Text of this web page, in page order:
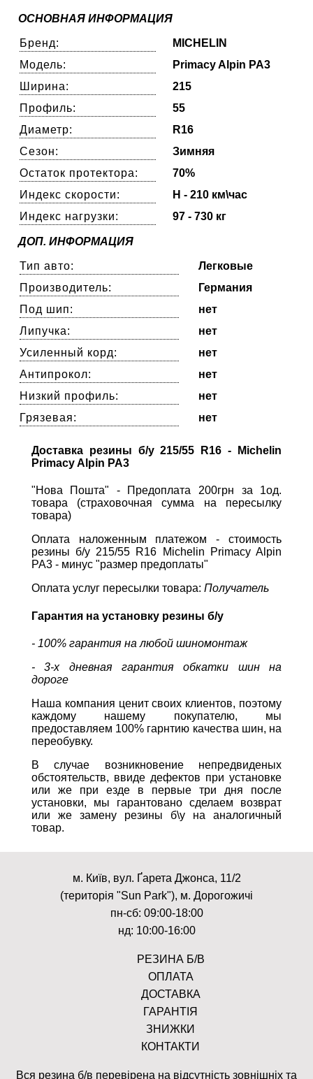
ОСНОВНАЯ ИНФОРМАЦИЯ
Бренд:
MICHELIN
Модель:
Primacy Alpin PA3
Ширина:
215
Профиль:
55
Диаметр:
R16
Сезон:
Зимняя
Остаток протектора:
70%
Индекс скорости:
H - 210 км\час
Индекс нагрузки:
97 - 730 кг
ДОП. ИНФОРМАЦИЯ
Тип авто:
Легковые
Производитель:
Германия
Под шип:
нет
Липучка:
нет
Усиленный корд:
нет
Антипрокол:
нет
Низкий профиль:
нет
Грязевая:
нет
Доставка резины б/у 215/55 R16 - Michelin
Primacy Alpin PA3
"Нова Пошта" - Предоплата 200грн за 1од.
товара (страховочная сумма на пересылку
товара)
Оплата наложенным платежом - стоимость
резины б/у 215/55 R16 Michelin Primacy Alpin
PA3 - минус "размер предоплаты"
Оплата услуг пересылки товара: Получатель
Гарантия на установку резины б/у
- 100% гарантия на любой шиномонтаж
- 3-х дневная гарантия обкатки шин на
дороге
Наша компания ценит своих клиентов, поэтому
каждому нашему покупателю, мы
предоставляем 100% гарнтию качества шин, на
переобувку.
В случае возникновение непредвиденых
обстоятельств, ввиде дефектов при установке
или же при езде в первые три дня после
установки, мы гарантовано сделаем возврат
или же замену резины б\у на аналогичный
товар.
м. Київ, вул. Ґарета Джонса, 11/2
(територія "Sun Park"), м. Дорогожичі
пн-сб: 09:00-18:00
нд: 10:00-16:00
РЕЗИНА Б/В
ОПЛАТА
ДОСТАВКА
ГАРАНТІЯ
ЗНИЖКИ
КОНТАКТИ
Вся резина б/в перевірена на відсутність зовнішніх та